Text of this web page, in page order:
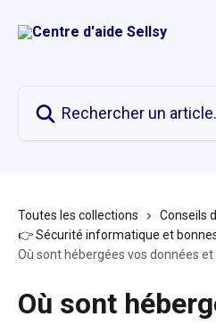
Toutes les collections
Conseils
👉 Sécurité informatique et
Où sont hébergées vos données
Où sont